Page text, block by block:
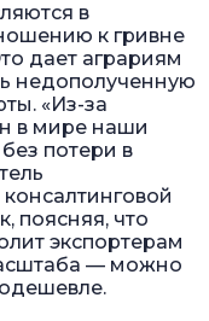
в
к гривне
дает аграриям
недополученную
«Из-за
в мире наши
потери в
поясняя, что
экспортерам
— можно